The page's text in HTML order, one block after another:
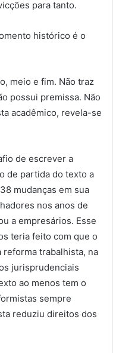
para tanto.
histórico é o
meio e fim. Não traz
possui premissa. Não
acadêmico, revela-se
de escrever a
de partida do texto a
mudanças em sua
nos anos de
a empresários. Esse
teria feito com que o
reforma trabalhista, na
jurisprudenciais
ao menos tem o
sempre
reduziu direitos dos